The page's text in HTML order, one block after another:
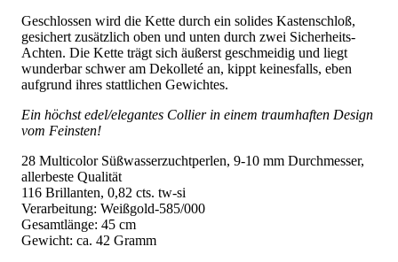
Geschlossen wird die Kette durch ein solides Kastenschloß,
gesichert zusätzlich oben und unten durch zwei Sicherheits-
Achten. Die Kette trägt sich äußerst geschmeidig und liegt
wunderbar schwer am Dekolleté an, kippt keinesfalls, eben
aufgrund ihres stattlichen Gewichtes.
Ein höchst edel/elegantes Collier in einem traumhaften Design
vom Feinsten!
28 Multicolor Süßwasserzuchtperlen, 9-10 mm Durchmesser,
allerbeste Qualität
116 Brillanten, 0,82 cts. tw-si
Verarbeitung: Weißgold-585/000
Gesamtlänge: 45 cm
Gewicht: ca. 42 Gramm